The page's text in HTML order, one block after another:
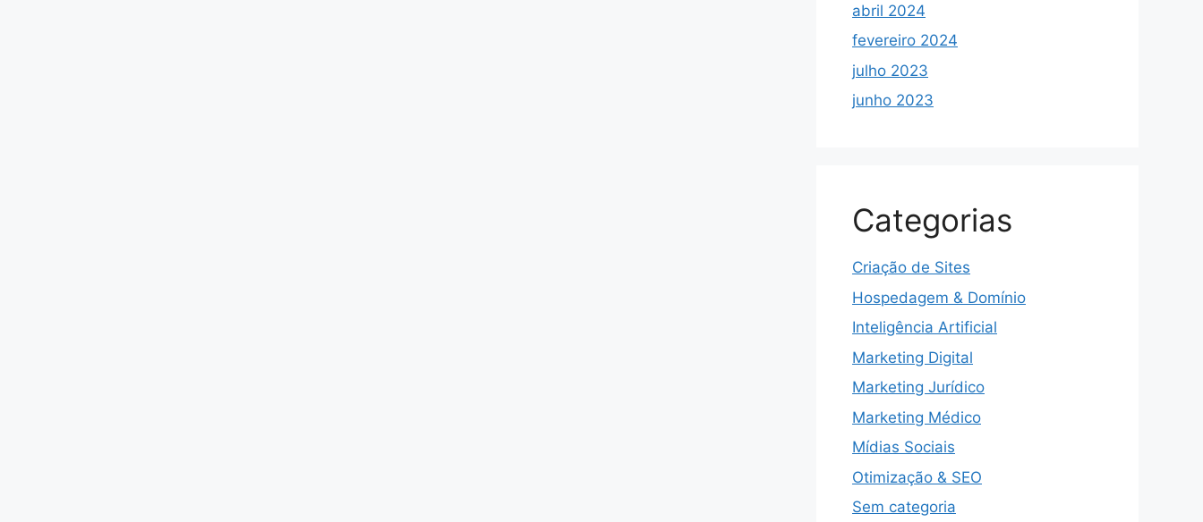
abril 2024
fevereiro 2024
julho 2023
junho 2023
Categorias
Criação de Sites
Hospedagem & Domínio
Inteligência Artificial
Marketing Digital
Marketing Jurídico
Marketing Médico
Mídias Sociais
Otimização & SEO
Sem categoria